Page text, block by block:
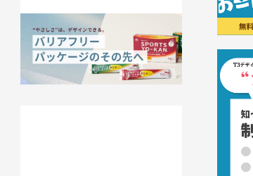
“やさしさ”は、デザインできる。 バリ
アフリーパッケージのその先へ
2026.06.05 事例